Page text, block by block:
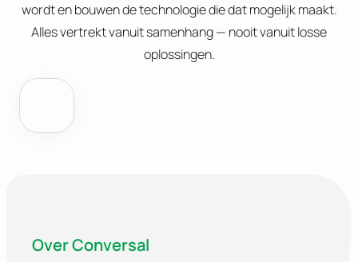
wordt en bouwen de technologie die dat mogelijk maakt.
Alles vertrekt vanuit samenhang — nooit vanuit losse
oplossingen.
Over Conversal